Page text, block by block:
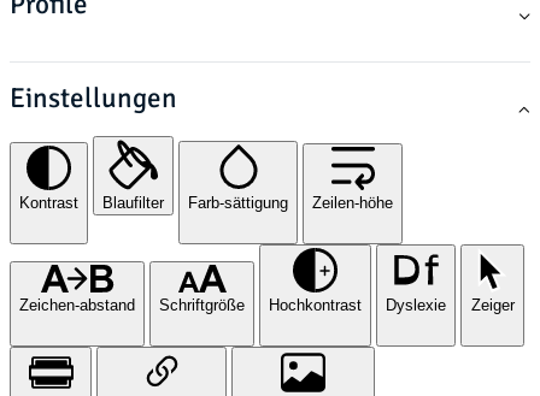
Einstellungen
Kontrast Blaufilter Farb-sättigung Zeilen-höhe
Zeichen-abstand Schriftgröße Hochkontrast Dyslexie Zeiger